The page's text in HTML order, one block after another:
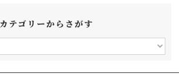
カテゴリーからさがす